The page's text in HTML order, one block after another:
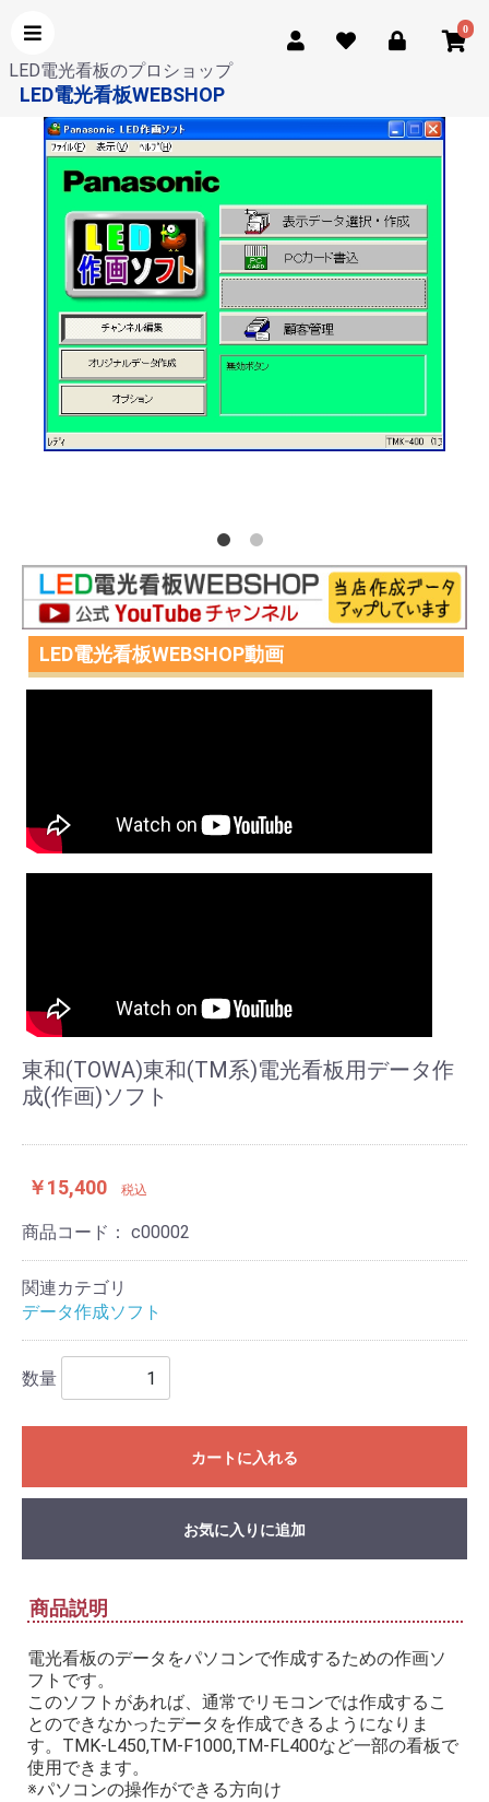
0
LED電光看板のプロショップ
LED電光看板WEBSHOP
LED電光看板WEBSHOP動画
東和(TOWA)東和(TM系)電光看板用データ作
成(作画)ソフト
￥15,400 税込
商品コード： c00002
関連カテゴリ
データ作成ソフト
数量
カートに入れる
お気に入りに追加
商品説明
電光看板のデータをパソコンで作成するための作画ソ
フトです。
このソフトがあれば、通常でリモコンでは作成するこ
とのできなかったデータを作成できるようになりま
す。TMK-L450,TM-F1000,TM-FL400など一部の看板で
使用できます。
※パソコンの操作ができる方向け